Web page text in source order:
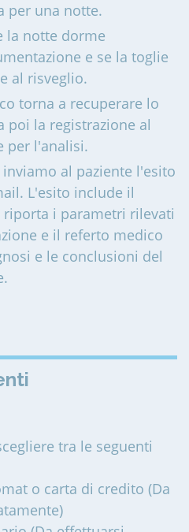
per una notte.
la notte dorme
e se la toglie
al risveglio.
torna a recuperare lo
poi la registrazione al
per l'analisi.
al paziente l'esito
L'esito include il
i parametri rilevati
e il referto medico
e le conclusioni del
tra le seguenti
o carta di credito (Da